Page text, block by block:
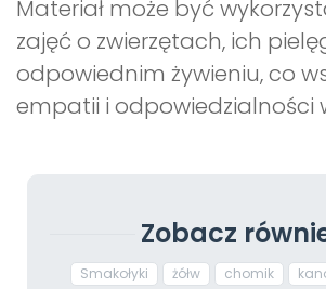
Materiał może być
zajęć o zwierzętach, ich
odpowiednim żywieniu, co
empatii i odpowiedzialności
Zobacz
Smakołyki żółw chomik